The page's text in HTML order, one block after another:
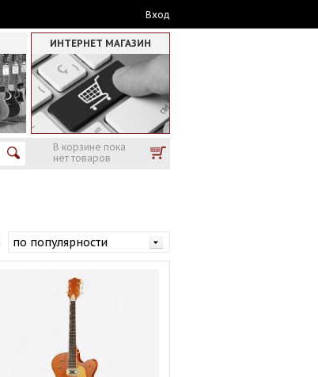
Вход
ИНТЕРНЕТ МАГАЗИН
В корзине пока
нет товаров